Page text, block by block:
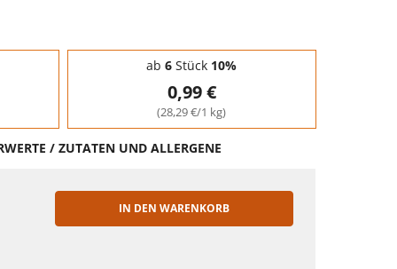
ab 6 Stück 10%
0,99 €
(28,29 €/1 kg)
/ ZUTATEN UND ALLERGENE
IN DEN WARENKORB